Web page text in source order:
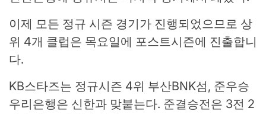
이제 모든 정규 시즌 경기가 진행되었으므로 상
위 4개 클럽은 목요일에 포스트시즌에 진출합니
다.
KB스타즈는 정규시즌 4위 부산BNK섬, 준우승
우리은행은 신한과 맞붙는다. 준결승전은 3전 2